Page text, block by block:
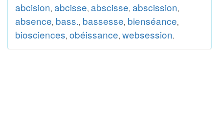
abcision, abcisse, abscisse, abscission,
absence, bass., bassesse, bienséance,
biosciences, obéissance, websession.